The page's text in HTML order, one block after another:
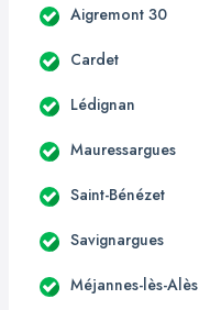
Aigremont 30
Cardet
Lédignan
Mauressargues
Saint-Bénézet
Savignargues
Méjannes-lès-Alès